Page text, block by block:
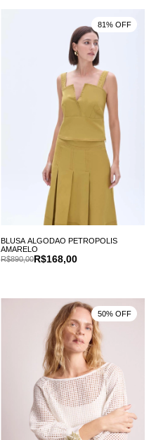
BLUSA ALGODAO PETROPOLIS
AMARELO
R$168,00
R$890,00
81% OFF
50% OFF